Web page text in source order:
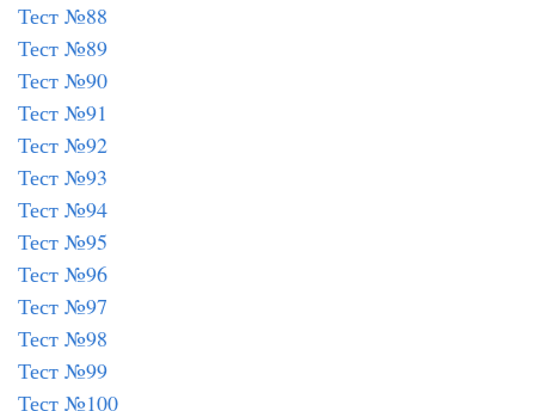
Тест №88
Тест №89
Тест №90
Тест №91
Тест №92
Тест №93
Тест №94
Тест №95
Тест №96
Тест №97
Тест №98
Тест №99
Тест №100